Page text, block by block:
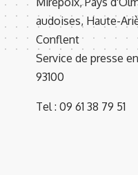
audoises, Haute-
Conflent
Service de presse
93100
Tel : 09 61 38 79 51